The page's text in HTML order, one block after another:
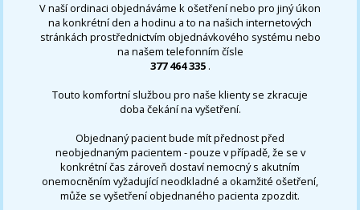
V naší ordinaci objednáváme k ošetření nebo pro jiný úkon
na konkrétní den a hodinu a to na našich internetových
stránkách prostřednictvím objednávkového systému nebo
na našem telefonním čísle
377 464 335 .
Touto komfortní službou pro naše klienty se zkracuje
doba čekání na vyšetření.
Objednaný pacient bude mít přednost před
neobjednaným pacientem - pouze v případě, že se v
konkrétní čas zároveň dostaví nemocný s akutním
onemocněním vyžadující neodkladné a okamžité ošetření,
může se vyšetření objednaného pacienta zpozdit.